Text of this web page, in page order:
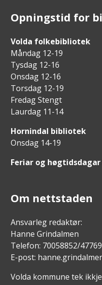
Opningstid for
Volda folkebibliotek
Måndag 12-19
Tysdag 12-16
Onsdag 12-16
Torsdag 12-19
Fredag Stengt
Laurdag 11-14
Hornindal bibliotek
Onsdag 14-19
Feriar og
Om nettstaden
Ansvarleg redaktør:
Hanne Grindalmen
Telefon: 70058852/
E-post:
Volda kommune tek